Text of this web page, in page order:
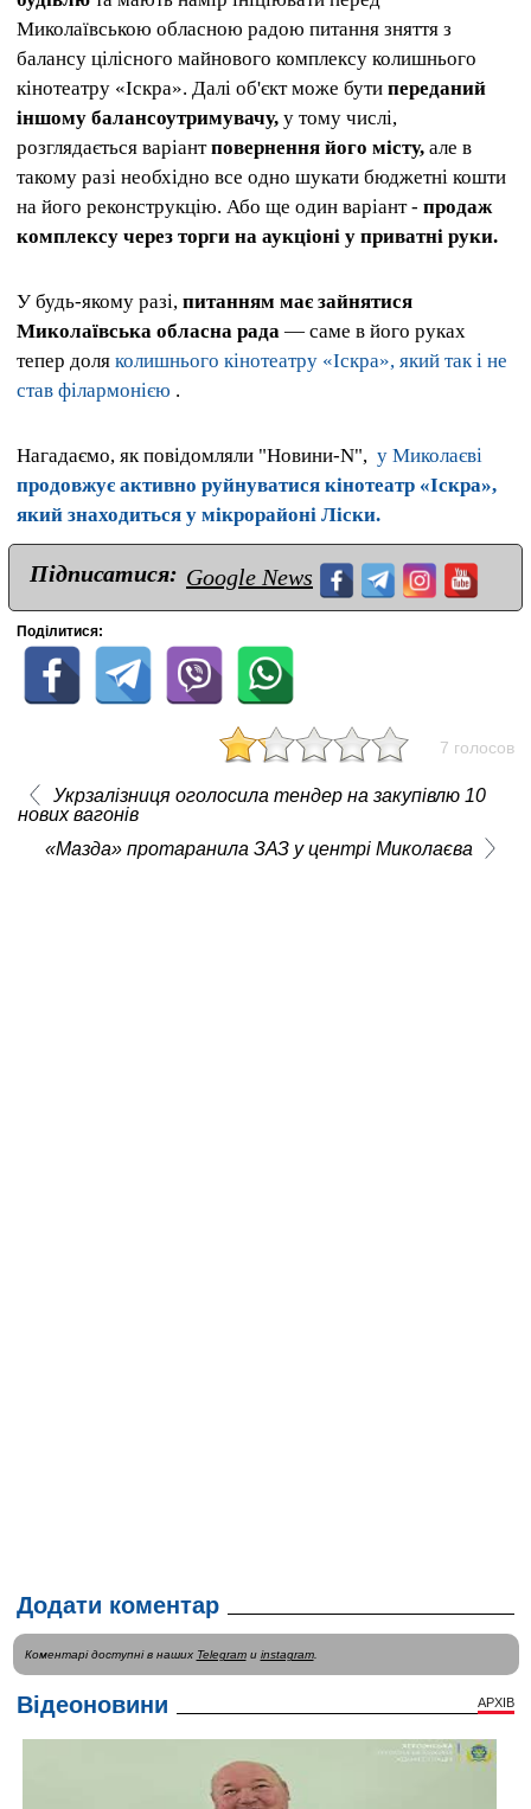
Миколаївською обласною радою питання зняття з
балансу цілісного майнового комплексу колишнього
кінотеатру «Іскра». Далі об'єкт може бути переданий
іншому балансоутримувачу, у тому числі,
розглядається варіантповернення його місту, але в
такому разі необхідно все одно шукати бюджетні кошти
на його реконструкцію. Або ще один варіант - продаж
комплексу через торги на аукціоні у приватні руки.
У будь-якому разі, питанням має зайнятися
Миколаївська обласна рада — саме в його руках
тепер доля колишнього кінотеатру «Іскра», який так і не
став філармонією .
Нагадаємо, як повідомляли "Новини-N", у Миколаєві
продовжує активно руйнуватися кінотеатр «Іскра»,
який знаходиться у мікрорайоні Ліски.
Підписатися: Google News
Поділитися:
7 голосов
Укрзалізниця оголосила тендер на закупівлю 10
нових вагонів
«Мазда» протаранила ЗАЗ у центрі Миколаєва
Додати коментар
Коментарі доступні в наших Telegramи instagram.
Відеоновини АРХІВ